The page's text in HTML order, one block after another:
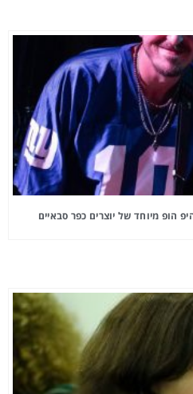
הופ מיוחד של יוצרים כפר סבאיים